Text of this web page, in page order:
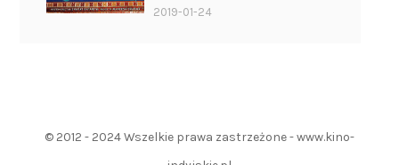
2019-01-24
© 2012 - 2024 Wszelkie prawa zastrzeżone - www.kino-